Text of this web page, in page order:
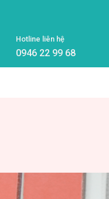
Hotline liên hệ
0946 22 99 68